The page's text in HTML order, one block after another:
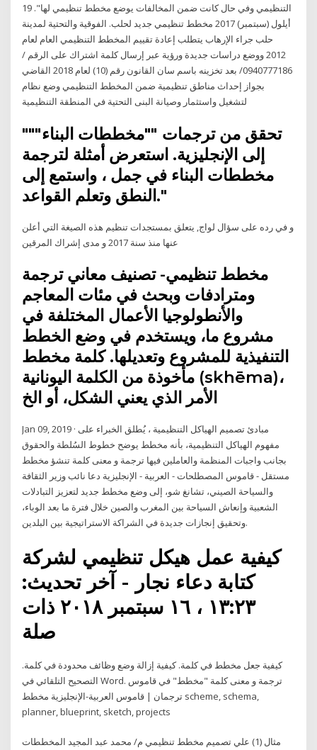
التنظيمي وفي حال كانت ضمن المخالفات يوضع مخطط تنظيمي لها". 19
أيلول (سبتمبر) 2017 مخطط تنظيمي جديد لحلب. الفوقية والتحتية لمدينة
حلب جراء الإرهاب يتطلب إعادة تقييم المخطط التنظيمي العام لعام
2012 ووضع دراسات جديدة ورؤية عبر إرسال كلمة اشتراك على الرقم /
0940777186/ بعد تخزينه باسم سان القانون رقم (10) لعام 2018 القاضي
بجواز إحداث مناطق تنظيمية ضمن المخطط التنظيمي وضع نظام
"تحقق من ترجمات ""مخططات البناء""
إلى الإنجليزية. استعرض أمثلة لترجمة
مخططات البناء في جمل ، واستمع إلى
النطق وتعلم القواعد."
و في رده على سؤال لواج, يتعلق بمستجدات تنظيم هذه الصيغة التي أعلن
عنها منذ سنة 2017 و مدى إشراك المرقين
مخطط تنظيمي- تصنيف معاني ترجمة
ومترادفات وبحث في مئات المعاجم
والأنطولوجيا الأعمال المختلفة في
مشروع ما، ويستخدم في وضع الخطط
التنفيذية للمشروع وتعديلها. كلمة مخطط
مأخوذة من الكلمة اليونانية (skhēma)،
الأمر الذي يعني الشكل، أو الخ
Jan 09, 2019 · مبادئ تصميم الهياكل التنظيمية ، يُطلق الخبراء على
مفهوم الهياكل التنظيمية، بأنه مخطط يوضح خطوط السُلطة والحقوق
بجانب واجبات المنظمة والعاملين فيها ترجمة و معنى كلمة تنشؤ مخطط
مستقل - قاموس المصطلحات - العربية - الإنجليزية دعا نائب وزير الثقافة
والسياحة الصيني، تشانغ شو، إلى وضع مخطط جديد لتعزيز التبادلات
الشعبية وإنعاش السياحة بين المغرب والصين خلال فترة ما بعد الوباء،
وتحقيق إنجازات جديدة في الشراكة الاستراتيجية بين البلدين.
كيفية عمل هيكل تنظيمي لشركة
كتابة دعاء نجار - آخر تحديث:
١٣:٢٣ ، ١٦ سبتمبر ٢٠١٨ ذات
صلة
كيفية جعل مخطط في كلمة. كيفية إزالة وضع وظائف محدودة في كلمة.
التصحيح التلقائي في Word. ترجمة و معنى كلمة "مخطط" في قاموس
ترجمان | قاموس العربية-الإنجليزية مخطط scheme, schema,
planner, blueprint, sketch, projects
مثال (1) علي تصميم مخطط تنظيمي م/ محمد عبد المجيد المخططات